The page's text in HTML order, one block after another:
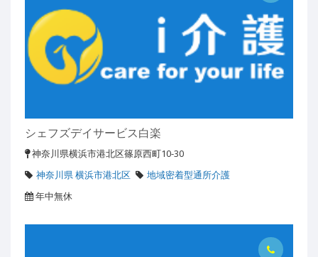
シェフズデイサービス白楽
神奈川県横浜市港北区篠原西町10-30
神奈川県 横浜市港北区
地域密着型通所介護
年中無休